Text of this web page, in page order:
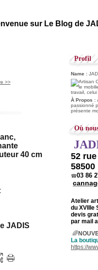
sur Le Blog de
>>
40 cm
JADIS
Profil
Name :
À Propos :
passionné
présente
Où
52
☎03 86
Atelier
du XVIIIe
devis
par mail
🌈
La
https://